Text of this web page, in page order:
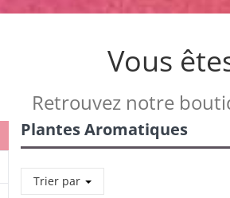
Vous
Retrouvez notre
Plantes Aromatiques
Trier par